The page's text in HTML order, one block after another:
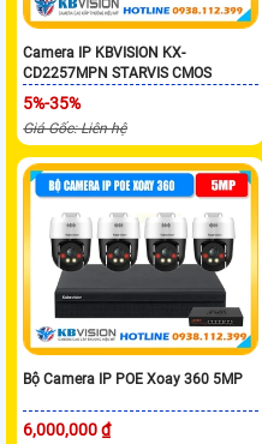
Camera IP KBVISION KX-
CD2257MPN STARVIS CMOS
5%-35%
Giá Gốc: Liên hệ
Bộ Camera IP POE Xoay 360 5MP
6,000,000 ₫